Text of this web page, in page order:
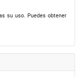
su uso. Puedes obtener